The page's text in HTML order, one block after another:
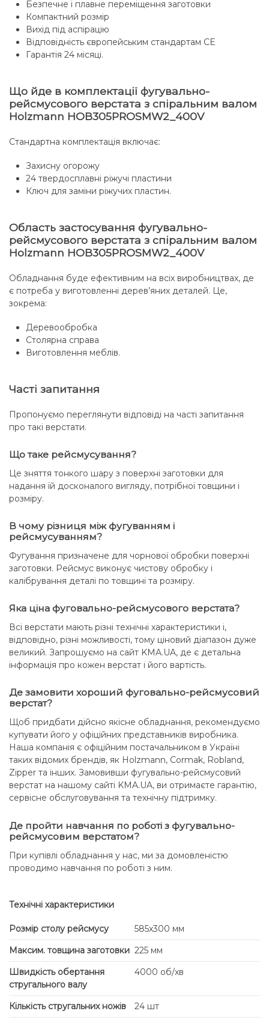
Безпечне і плавне переміщення заготовки
Компактний розмір
Вихід під аспірацію
Відповідність європейським стандартам СЕ
Гарантія 24 місяці.
Що йде в комплектації фугувально-
рейсмусового верстата з спіральним валом
Holzmann HOB305PROSMW2_400V
Стандартна комплектація включає:
Захисну огорожу
24 твердосплавні ріжучі пластини
Ключ для заміни ріжучих пластин.
Область застосування фугувально-
рейсмусового верстата з спіральним валом
Holzmann HOB305PROSMW2_400V
Обладнання буде ефективним на всіх виробництвах, де
є потреба у виготовленні дерев’яних деталей. Це,
зокрема:
Деревообробка
Столярна справа
Виготовлення меблів.
Часті запитання
Пропонуємо переглянути відповіді на часті запитання
про такі верстати.
Що таке рейсмусування?
Це зняття тонкого шару з поверхні заготовки для
надання їй досконалого вигляду, потрібної товщини і
розміру.
В чому різниця між фугуванням і
рейсмусуванням?
Фугування призначене для чорнової обробки поверхні
заготовки. Рейсмус виконує чистову обробку і
калібрування деталі по товщині та розміру.
Яка ціна фуговально-рейсмусового верстата?
Всі верстати мають різні технічні характеристики і,
відповідно, різні можливості, тому ціновий діапазон дуже
великий. Запрошуємо на сайт KMA.UA, де є детальна
інформація про кожен верстат і його вартість.
Де замовити хороший фуговально-рейсмусовий
верстат?
Щоб придбати дійсно якісне обладнання, рекомендуємо
купувати його у офіційних представників виробника.
Наша компанія є офіційним постачальником в Україні
таких відомих брендів, як Holzmann, Cormak, Robland,
Zipper та інших. Замовивши фугувально-рейсмусовий
верстат на нашому сайті KMA.UA, ви отримаєте гарантію,
сервісне обслуговування та технічну підтримку.
Де пройти навчання по роботі з фугувально-
рейсмусовим верстатом?
При купівлі обладнання у нас, ми за домовленістю
проводимо навчання по роботі з ним.
Технічні характеристики
Розмір столу рейсмусу
585x300 мм
Максим. товщина заготовки 225 мм
Швидкість обертання
стругального валу
4000 об/хв
Кількість стругальних ножів
24 шт